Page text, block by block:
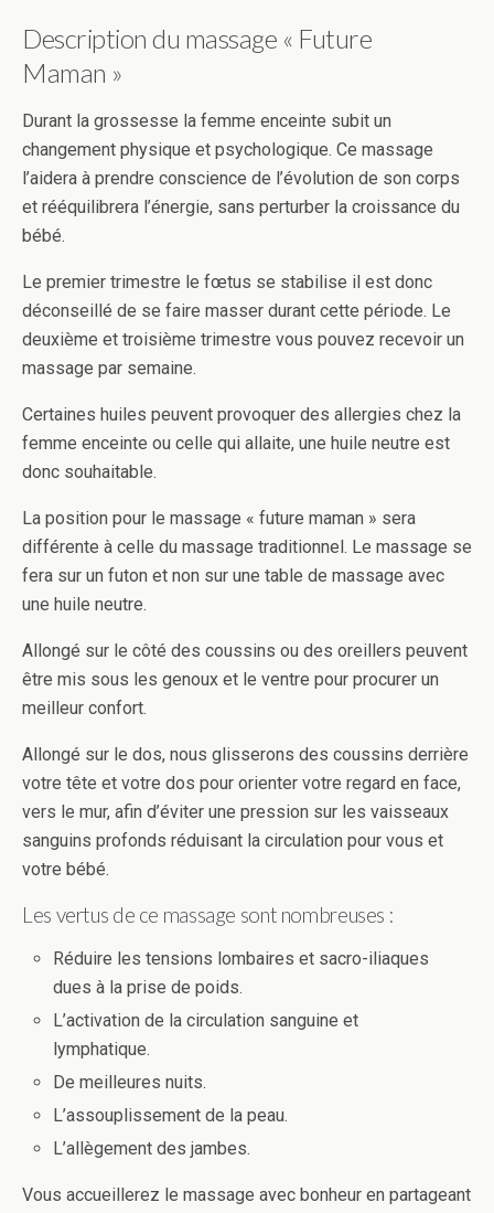
Description du massage « Future
Maman »
Durant la grossesse la femme enceinte subit un
changement physique et psychologique. Ce massage
l’aidera à prendre conscience de l’évolution de son corps
et rééquilibrera l’énergie, sans perturber la croissance du
bébé.
Le premier trimestre le fœtus se stabilise il est donc
déconseillé de se faire masser durant cette période. Le
deuxième et troisième trimestre vous pouvez recevoir un
massage par semaine.
Certaines huiles peuvent provoquer des allergies chez la
femme enceinte ou celle qui allaite, une huile neutre est
donc souhaitable.
La position pour le massage « future maman » sera
différente à celle du massage traditionnel. Le massage se
fera sur un futon et non sur une table de massage avec
une huile neutre.
Allongé sur le côté des coussins ou des oreillers peuvent
être mis sous les genoux et le ventre pour procurer un
meilleur confort.
Allongé sur le dos, nous glisserons des coussins derrière
votre tête et votre dos pour orienter votre regard en face,
vers le mur, afin d’éviter une pression sur les vaisseaux
sanguins profonds réduisant la circulation pour vous et
votre bébé.
Les vertus de ce massage sont nombreuses :
Réduire les tensions lombaires et sacro-iliaques
dues à la prise de poids.
L’activation de la circulation sanguine et
lymphatique.
De meilleures nuits.
L’assouplissement de la peau.
L’allègement des jambes.
Vous accueillerez le massage avec bonheur en partageant